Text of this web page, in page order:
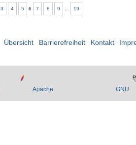
3 4 5 6 7 8 9 19
Übersicht Barrierefreiheit Kontakt
Apache GNU